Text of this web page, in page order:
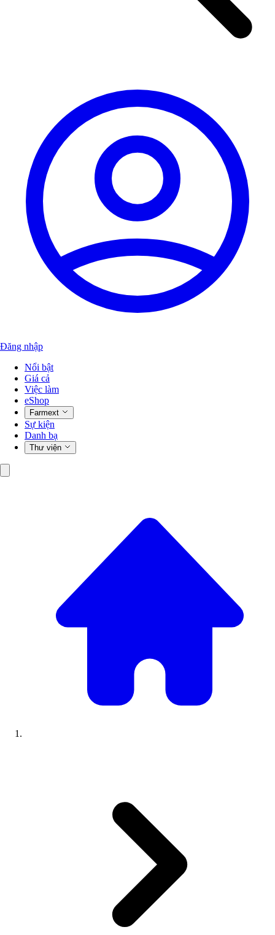
Đăng nhập
Nổi bật
Giá cả
Việc làm
eShop
Farmext
Sự kiện
Danh bạ
Thư viện